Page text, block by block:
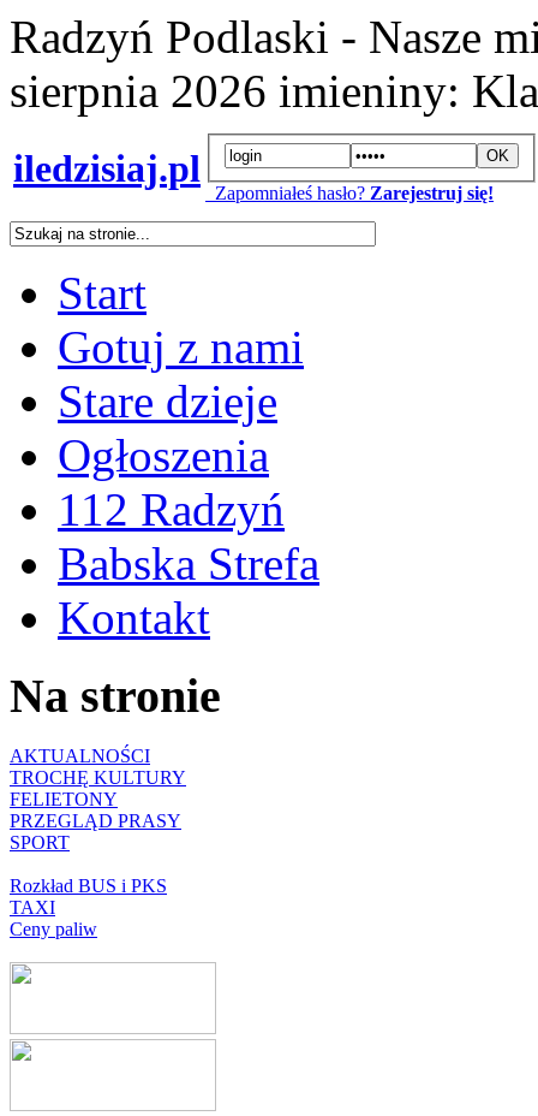
Radzyń Podlaski - Nasze
sierpnia 2026 imieniny:
iledzisiaj.pl
Zapomniałeś hasło? Zarejestruj się!
Start
Gotuj z nami
Stare dzieje
Ogłoszenia
112 Radzyń
Babska Strefa
Kontakt
Na stronie
AKTUALNOŚCI
TROCHĘ KULTURY
FELIETONY
PRZEGLĄD PRASY
SPORT
Rozkład BUS i PKS
TAXI
Ceny paliw